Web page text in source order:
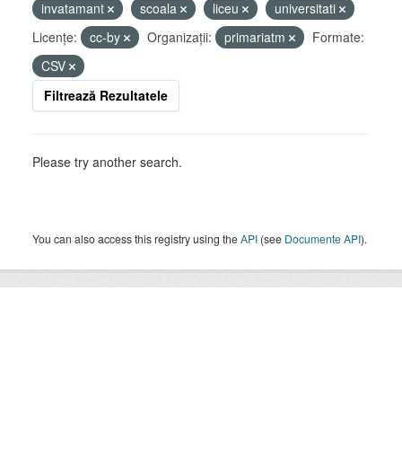
invatamant
scoala liceu
universitati
Licenţe:
cc-by Organizații: primariatm
Formate:
CSV
Filtrează Rezultatele
Please try another search.
You can also access this registry using theAPI (see Documente API).